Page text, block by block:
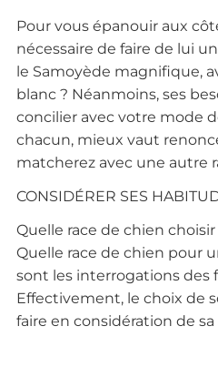
Pour vous épanouir aux
nécessaire de faire de lui
le Samoyède magnifique,
blanc ? Néanmoins, ses
concilier avec votre mode
chacun, mieux vaut
matcherez avec une autre
CONSIDÉRER SES
Quelle race de chien
Quelle race de chien pour
sont les interrogations des
Effectivement, le choix de
faire en considération de